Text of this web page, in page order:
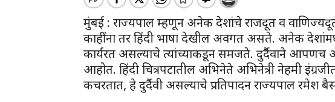
मुंबई : राज्यपाल म्हणून अनेक देशांचे राजदूत व
काहींना तर हिंदी भाषा देखील अवगत असते. अनेक
कार्यरत असल्याचे त्यांच्याकडून समजते. दुर्दैवाने आपणच
आहोत. हिंदी चित्रपटातील अभिनेते अभिनेत्री नेहमी
कचरतात, हे दुर्दैवी असल्याचे प्रतिपादन राज्यपाल